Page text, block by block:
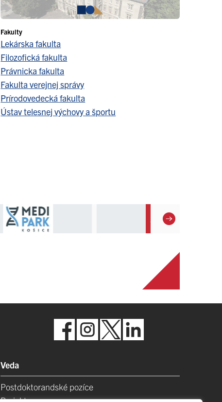
Fakulty
Lekárska fakulta
Filozofická fakulta
Právnicka fakulta
Fakulta verejnej správy
Prírodovedecká fakulta
Ústav telesnej výchovy a športu
Veda
Postdoktorandské pozíce